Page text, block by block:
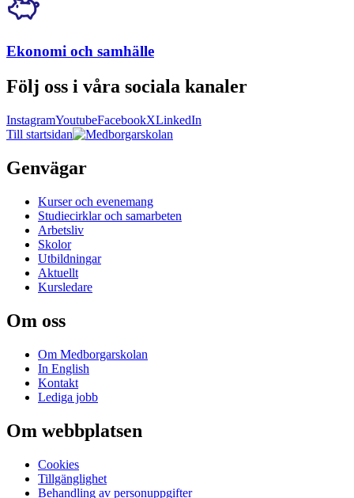
Ekonomi och samhälle
Följ oss i våra sociala kanaler
InstagramYoutubeFacebookXLinkedIn
Till startsidan
Genvägar
Kurser och evenemang
Studiecirklar och samarbeten
Arbetsliv
Skolor
Utbildningar
Aktuellt
Kursledare
Om oss
Om Medborgarskolan
In English
Kontakt
Lediga jobb
Om webbplatsen
Cookies
Tillgänglighet
Behandling av personuppgifter